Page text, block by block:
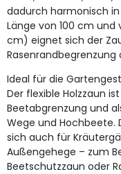
dadurch harmonisch
Länge von 100 cm und
cm) eignet sich der
Ideal für die
Der flexible Holzzaun
Beetabgrenzung und
Wege und Hochbeete.
sich auch für
Außengehege – zum
Beetschutzzaun oder